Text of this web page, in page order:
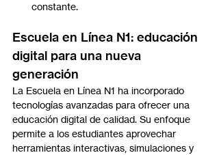
constante.
Escuela en Línea N1: educación
digital para una nueva
generación
La Escuela en Línea N1 ha incorporado
tecnologías avanzadas para ofrecer una
educación digital de calidad. Su enfoque
permite a los estudiantes aprovechar
herramientas interactivas, simulaciones y